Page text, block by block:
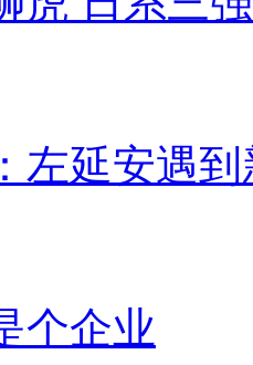
左延安遇
个企业